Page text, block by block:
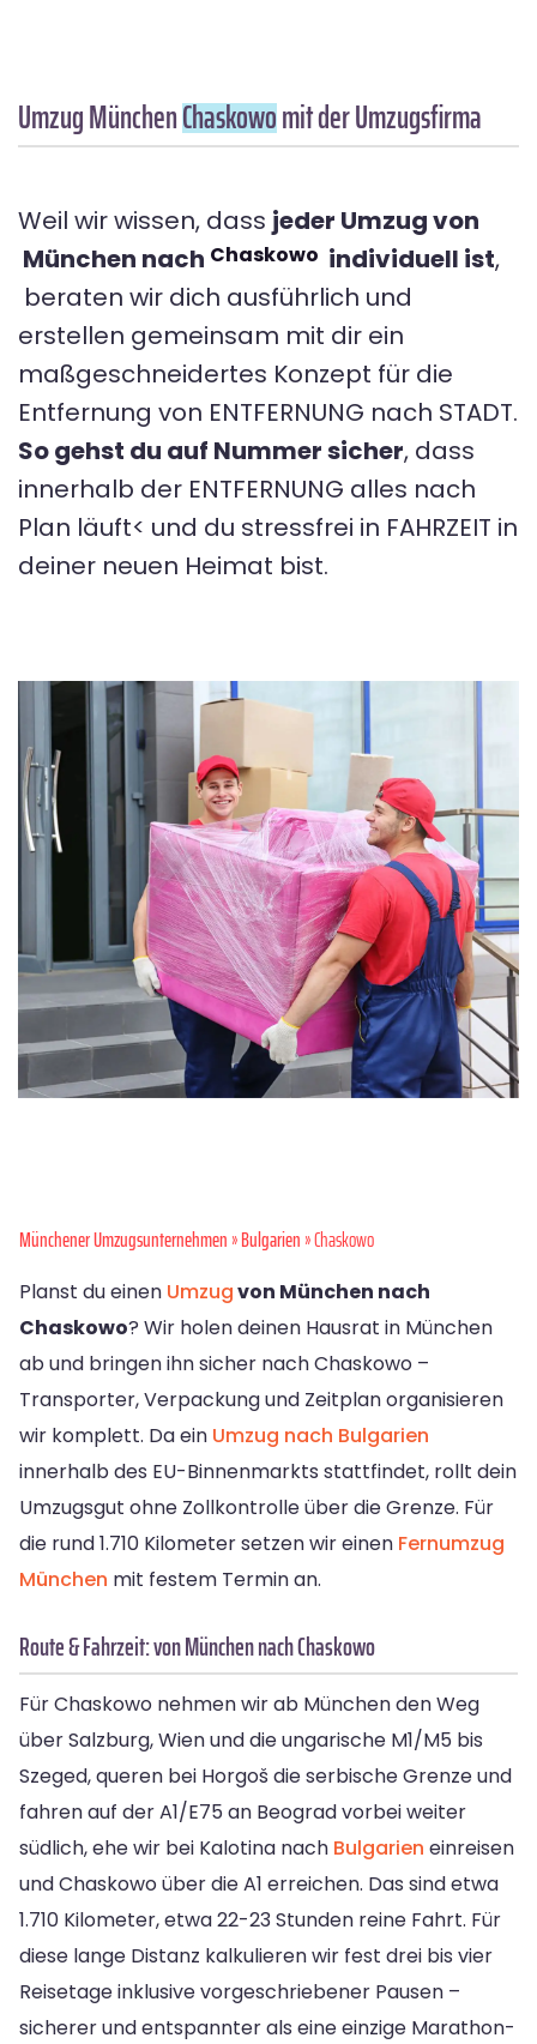
Umzug MünchenChaskowomit der Umzugsfirma
Weil wir wissen, dass jeder Umzug von
München nach Chaskowo individuell ist,
beraten wir dich ausführlich und
erstellen gemeinsam mit dir ein
maßgeschneidertes Konzept für die
Entfernung von ENTFERNUNG nach STADT.
So gehst du auf Nummer sicher, dass
innerhalb der ENTFERNUNG alles nach
Plan läuft< und du stressfrei in FAHRZEIT in
deiner neuen Heimat bist.
Münchener Umzugsunternehmen»Bulgarien» Chaskowo
Planst du einen Umzugvon München nach
Chaskowo? Wir holen deinen Hausrat in München
ab und bringen ihn sicher nach Chaskowo –
Transporter, Verpackung und Zeitplan organisieren
wir komplett. Da ein Umzug nach Bulgarien
innerhalb des EU-Binnenmarkts stattfindet, rollt dein
Umzugsgut ohne Zollkontrolle über die Grenze. Für
die rund 1.710 Kilometer setzen wir einen Fernumzug
München mit festem Termin an.
Route & Fahrzeit: von München nach Chaskowo
Für Chaskowo nehmen wir ab München den Weg
über Salzburg, Wien und die ungarische M1/M5 bis
Szeged, queren bei Horgoš die serbische Grenze und
fahren auf der A1/E75 an Beograd vorbei weiter
südlich, ehe wir bei Kalotina nach Bulgarien einreisen
und Chaskowo über die A1 erreichen. Das sind etwa
1.710 Kilometer, etwa 22-23 Stunden reine Fahrt. Für
diese lange Distanz kalkulieren wir fest drei bis vier
Reisetage inklusive vorgeschriebener Pausen –
sicherer und entspannter als eine einzige Marathon-